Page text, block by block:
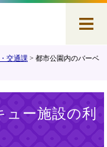
交通課 > 都市公園内のバーベ
ー施設の利